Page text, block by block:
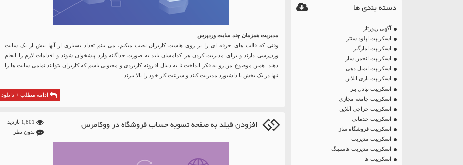
دسته بندی ها
آگهی رپورتاژ
اسکریپت اپلود سنتر
اسکریپت امارگیر
اسکریپت انجمن ساز
اسکریپت ایمیل دهی
اسکریپت بازی انلاین
اسکریپت تبادل بنر
اسکریپت جامعه مجازی
اسکریپت حراجی آنلاین
اسکریپت خدماتی
اسکریپت فروشگاه ساز
اسکریپت مدیریت
اسکریپت مدیریت هاستینگ
اسکریپت ها
مدیریت همزمان چند سایت وردپرس
وقتی که قالب های حرفه ای را بر روی هاست کاربران نصب میکنم، می بینم تعداد بسیاری از آنها بیش از یک سایت
وردپرسی دارند و برای مدیریت کردن هر کدامشان باید به صورت جداگانه وارد پیشخوان شوند و اقدامات لازم را انجام
دهند. همین موضوع من رو به فکر انداخت تا به دنبال افزونه کاربردی و محبوبی باشم که کاربران بتوانند تمامی سایت ها را
تنها در یک بخش یا داشبورد مدیریت کنند و سرعت کار خود را بالا ببرند.
ادامه مطلب + دانلود
افزودن فیلد به صفحه تسویه حساب فروشگاه در ووکامرس
بدون نظر